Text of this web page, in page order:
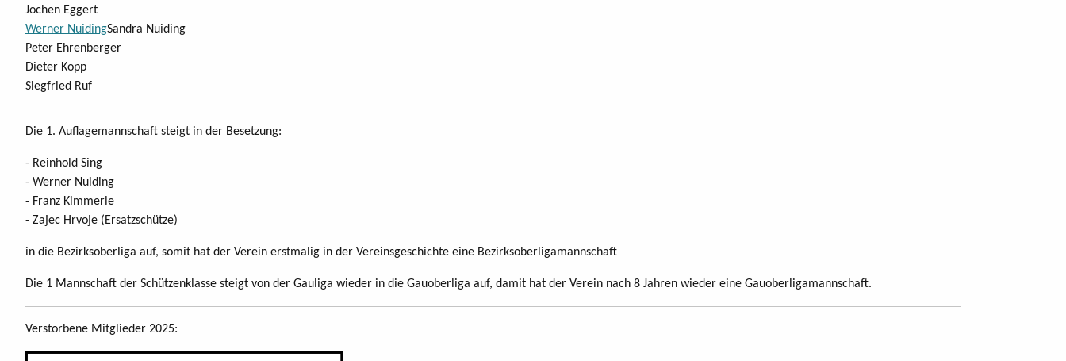
Jochen Eggert
Werner NuidingSandra Nuiding
Peter Ehrenberger
Dieter Kopp
Siegfried Ruf
Die 1. Auflagemannschaft steigt in der Besetzung:
- Reinhold Sing
- Werner Nuiding
- Franz Kimmerle
- Zajec Hrvoje (Ersatzschütze)
in die Bezirksoberliga auf, somit hat der Verein erstmalig in der Vereinsgeschichte eine Bezirksoberligamannschaft
Die 1 Mannschaft der Schützenklasse steigt von der Gauliga wieder in die Gauoberliga auf, damit hat der Verein nach 8 Jahren wieder eine Gauoberligamannschaft.
Verstorbene Mitglieder 2025: